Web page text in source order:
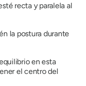
recta y paralela al
la postura durante
en esta
el centro del